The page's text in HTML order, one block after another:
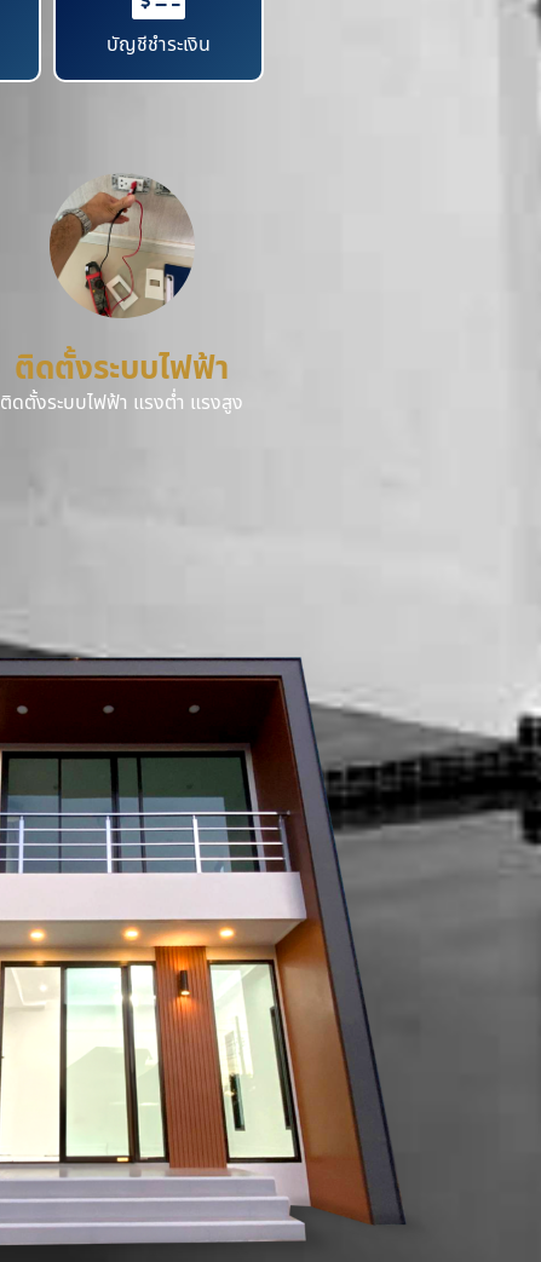
บัญชีชำระเงิน
ติดตั้งระบบไฟฟ้า
ติดตั้งระบบไฟฟ้า แรงต่ำ แรงสูง